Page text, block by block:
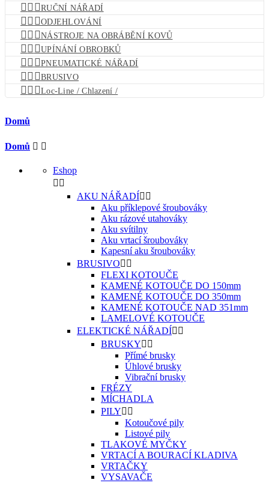
 RUČNÍ NÁŘADÍ
 ODJEHLOVÁNÍ
 NÁSTROJE NA OBRÁBĚNÍ KOVŮ
 UPÍNÁNÍ OBROBKŮ
 PNEUMATICKÉ NÁŘADÍ
 BRUSIVO
 Loc-Line / Chlazení /
Domů
Domů  
Eshop
 
AKU NÁŘADÍ 
Aku příklepové šroubováky
Aku rázové utahováky
Aku svítilny
Aku vrtací šroubováky
Kapesní aku šroubováky
BRUSIVO 
FLEXI KOTOUČE
KAMENÉ KOTOUČE DO 150mm
KAMENÉ KOTOUČE DO 350mm
KAMENÉ KOTOUČE NAD 351mm
LAMELOVÉ KOTOUČE
ELEKTICKÉ NÁŘADÍ 
BRUSKY 
Přímé brusky
Úhlové brusky
Vibrační brusky
FRÉZY
MÍCHADLA
PILY 
Kotoučové pily
Listové pily
TLAKOVÉ MYČKY
VRTACÍ A BOURACÍ KLADIVA
VRTAČKY
VYSAVAČE